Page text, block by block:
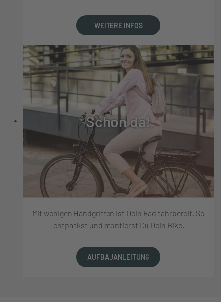
WEITERE INFOS
Schon da!
Mit wenigen Handgriffen ist Dein Rad fahrbereit. So
entpackst und montierst Du Dein Bike.
AUFBAUANLEITUNG